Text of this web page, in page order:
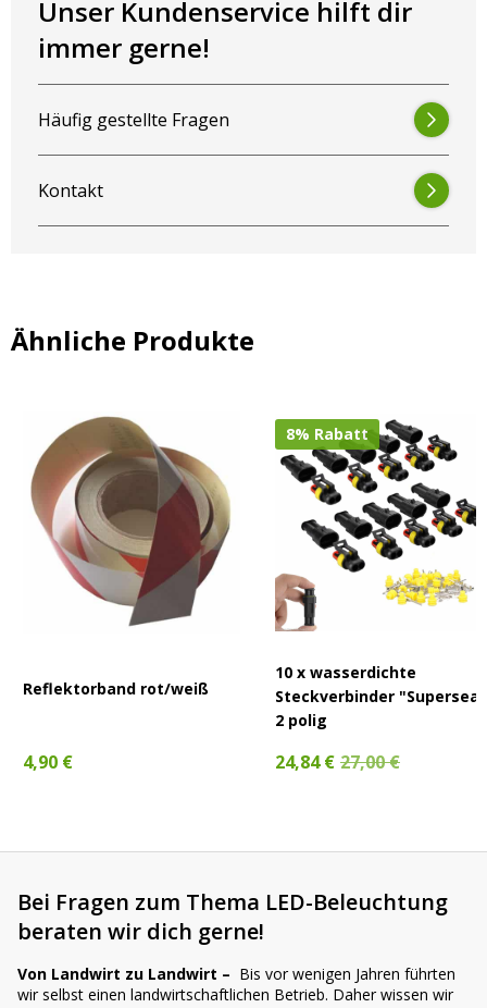
Unser Kundenservice hilft dir
immer gerne!
Häufig gestellte Fragen
Kontakt
Ähnliche Produkte
Reflektorband rot/weiß
4,90 €
8% Rabatt
10 x wasserdichte
Steckverbinder
2 polig
24,84 € 27,00 €
Bei Fragen zum Thema LED-Beleuchtung
beraten wir dich gerne!
Von Landwirt zu Landwirt – Bis vor wenigen Jahren führten
wir selbst einen landwirtschaftlichen Betrieb. Daher wissen wir